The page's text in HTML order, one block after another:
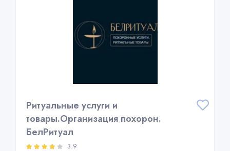
Ритуальные услуги и
товары.Организация похорон.
БелРитуал
3.9